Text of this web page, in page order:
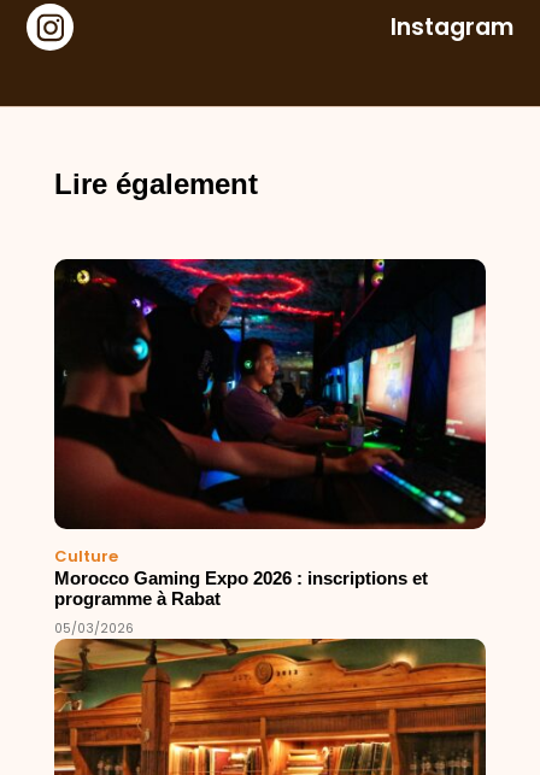
Instagram
Lire également
Culture
Morocco Gaming Expo 2026 : inscriptions et
programme à Rabat
05/03/2026